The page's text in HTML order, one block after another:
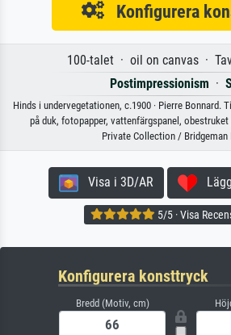
Konfigurera
100-talet · oil on canvas ·
Postimpressionism ·
Hinds i undervegetationen, c.1900 · Pierre
på duk, fotopapper, vattenfärgspanel, obestruket
Private Collection / Bridgeman
Visa i 3D/AR Lägg
5/5 · Visa
Konfigurera konsttryck
Bredd (Motiv, cm)